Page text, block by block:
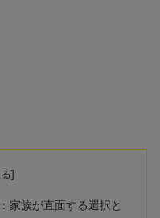
家族が直面する選択と